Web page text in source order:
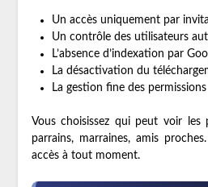
Un accès uniquement par
Un contrôle des utilisateurs
L’absence d’indexation par
La désactivation du
La gestion fine des permissions
Vous choisissez qui peut voir les
parrains, marraines, amis
accès à tout moment.